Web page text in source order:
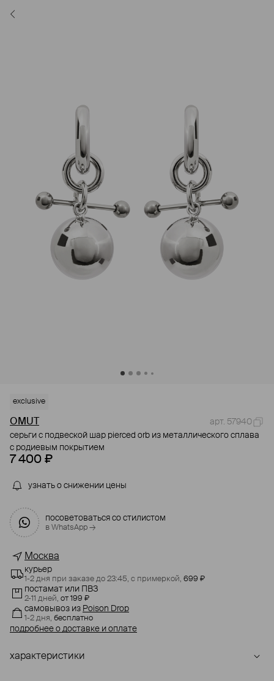
exclusive
OMUT
арт. 57940
серьги с подвеской шар pierced orb из металлического сплава
с родиевым покрытием
7 400 ₽
узнать о снижении цены
посоветоваться со стилистом
в WhatsApp →
Москва
курьер
1-2 дня при заказе до 23:45, с примеркой, 699 ₽
постамат или ПВЗ
2-11 дней, от 199 ₽
самовывоз из Poison Drop
1-2 дня, бесплатно
подробнее о доставке и оплате
характеристики